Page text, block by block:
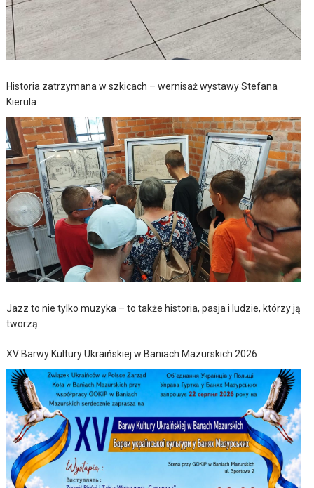
Historia zatrzymana w szkicach – wernisaż wystawy Stefana
Kierula
Jazz to nie tylko muzyka – to także historia, pasja i ludzie, którzy ją
tworzą
XV Barwy Kultury Ukraińskiej w Baniach Mazurskich 2026